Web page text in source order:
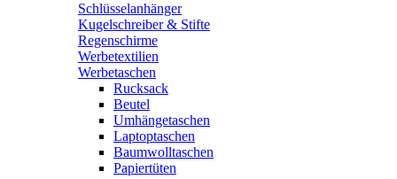
Schlüsselanhänger
Kugelschreiber & Stifte
Regenschirme
Werbetextilien
Werbetaschen
Rucksack
Beutel
Umhängetaschen
Laptoptaschen
Baumwolltaschen
Papiertüten